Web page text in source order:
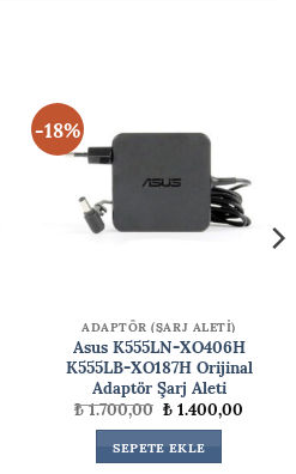
-18%
ADAPTÖR (ŞARJ ALETİ)
Asus K555LN-XO406H
K555LB-XO187H Orijinal
Adaptör Şarj Aleti
₺1.700,00Orijinal
fiyat:
₺ 1.700,00.
₺1.400,00
SEPETE EKLE